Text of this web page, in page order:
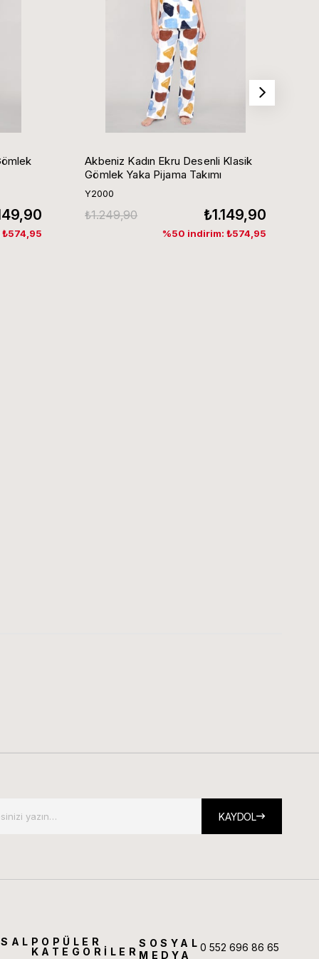
Akbeniz Kadın Ekru Desenli Klasik
Gömlek Yaka Pijama Takımı
Y2000
₺1.149,90
₺1.249,90
%50 indirim: ₺574,95
KAYDOL
POPÜLER
KATEGORİLER
SOSYAL
MEDYA
0 552 696 86 65